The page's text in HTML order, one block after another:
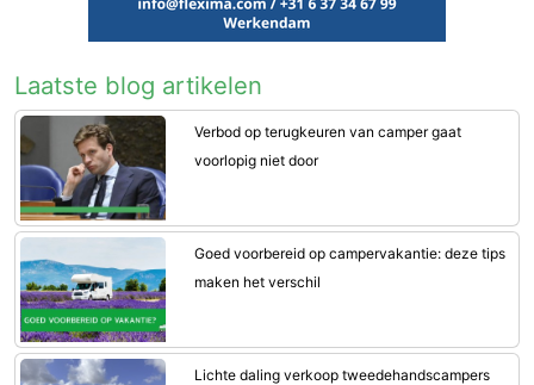
Laatste blog artikelen
Verbod op terugkeuren van camper gaat
voorlopig niet door
Goed voorbereid op campervakantie: deze tips
maken het verschil
Lichte daling verkoop tweedehandscampers